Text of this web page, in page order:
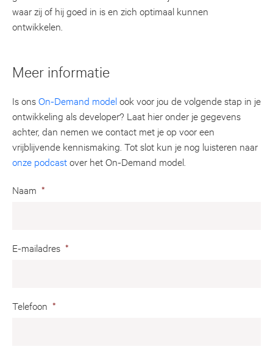
waar zij of hij goed in is en zich optimaal kunnen
ontwikkelen.
Meer informatie
Is onsOn-Demand modelook voor jou de volgende stap in je
ontwikkeling als developer? Laat hier onder je gegevens
achter, dan nemen we contact met je op voor een
vrijblijvende kennismaking. Tot slot kun je nog luisteren naar
onze podcastover het On-Demand model.
Naam *
E-mailadres *
Telefoon *